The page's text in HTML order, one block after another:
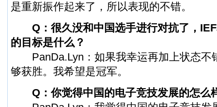
是重新振作起来了，所以表现的不错。
Q：很久没和中国选手进行对抗了，IEF
的目标是什么？
PanDa.Lyn：如果我幸运再加上状态不
够获胜。我希望是冠军。
Q：你觉得中国的电子竞技发展的怎么